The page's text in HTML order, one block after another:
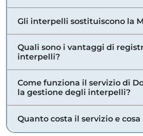
Gli interpelli sostituiscono la
Quali sono i vantaggi di
interpelli?
Come funziona il servizio di
la gestione degli interpelli?
Quanto costa il servizio e